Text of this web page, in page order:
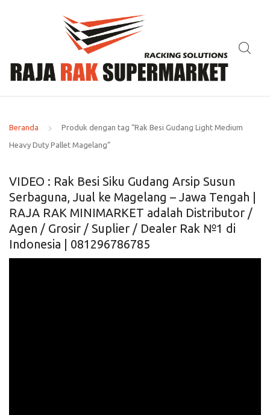
Beranda Produk dengan tag “Rak Besi Gudang Light Medium
Heavy Duty Pallet Magelang”
VIDEO : Rak Besi Siku Gudang Arsip Susun
Serbaguna, Jual ke Magelang – Jawa Tengah |
RAJA RAK MINIMARKET adalah Distributor /
Agen / Grosir / Suplier / Dealer Rak №1 di
Indonesia | 081296786785